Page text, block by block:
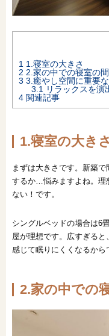
1 1.寝室の大きさ
2 2.家の中での寝室の
3 3.癒やし空間に重要
3.1 リラックスを演
4 関連記事
1.寝室の大きさ
まずは大きさです。新築
するか…悩みますよね。理
ない！です。
シングルベッドの場合は6
屋が理想です。広すぎる
感じて眠りにくくなるから
2.家の中での